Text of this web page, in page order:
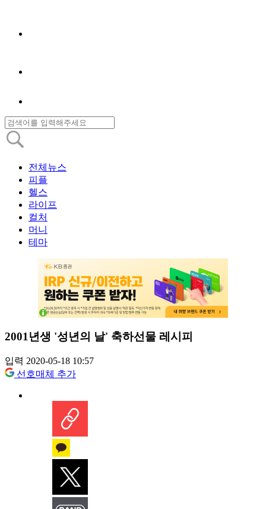
전체뉴스
피플
헬스
라이프
컬처
머니
테마
2001년생 '성년의 날' 축하선물 레시피
입력 2020-05-18 10:57
선호매체 추가